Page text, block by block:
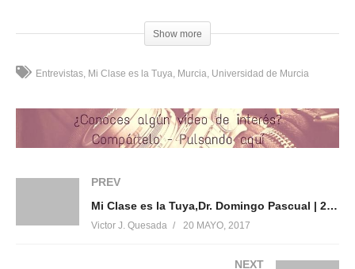
caras visibles de la Universidad y Sanidad murcianas.
– Entrevista: Alberto Espinosa.
(Visited 465 times, 1 visits today)
Show more
Entrevistas Mi Clase es la Tuya Murcia Universidad de Murcia
PREV
Mi Clase es la Tuya,Dr. Domingo Pascual | 2017
Victor J. Quesada 20 MAYO, 2017
NEXT